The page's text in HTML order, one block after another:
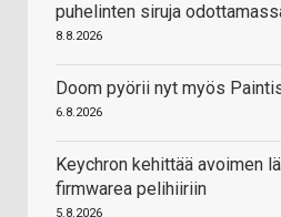
puhelinten siruja
8.8.2026
Doom pyörii nyt myös
6.8.2026
Keychron kehittää avoimen
firmwarea pelihiiriin
5.8.2026